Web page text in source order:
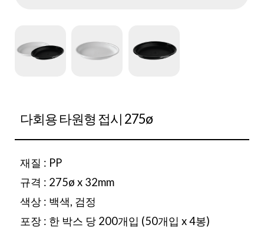
다회용 타원형 접시 275ø
재질 : PP
규격 : 275ø x 32mm
색상 : 백색, 검정
포장 : 한 박스 당 200개입 (50개입 x 4봉)